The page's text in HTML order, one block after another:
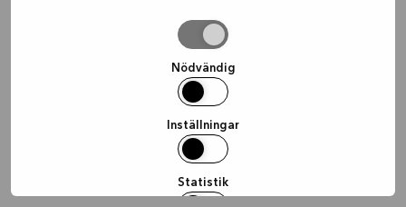
Nödvändig
Inställningar
Statistik